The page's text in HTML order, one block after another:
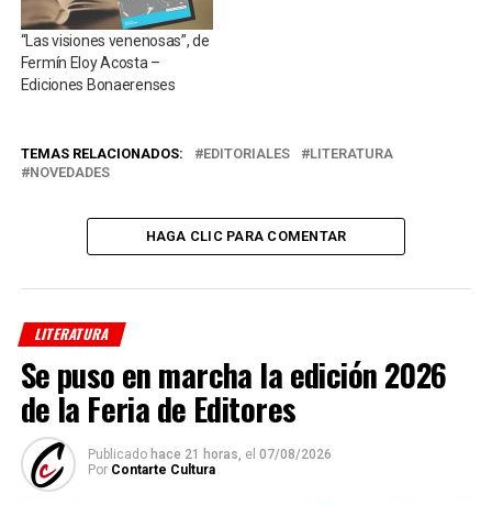
“Las visiones venenosas”, de
Fermín Eloy Acosta –
Ediciones Bonaerenses
TEMAS RELACIONADOS: EDITORIALES
LITERATURA
NOVEDADES
HAGA CLIC PARA COMENTAR
LITERATURA
Se puso en marcha la edición 2026
de la Feria de Editores
Publicado hace 21 horas, el 07/08/2026
Por Contarte Cultura